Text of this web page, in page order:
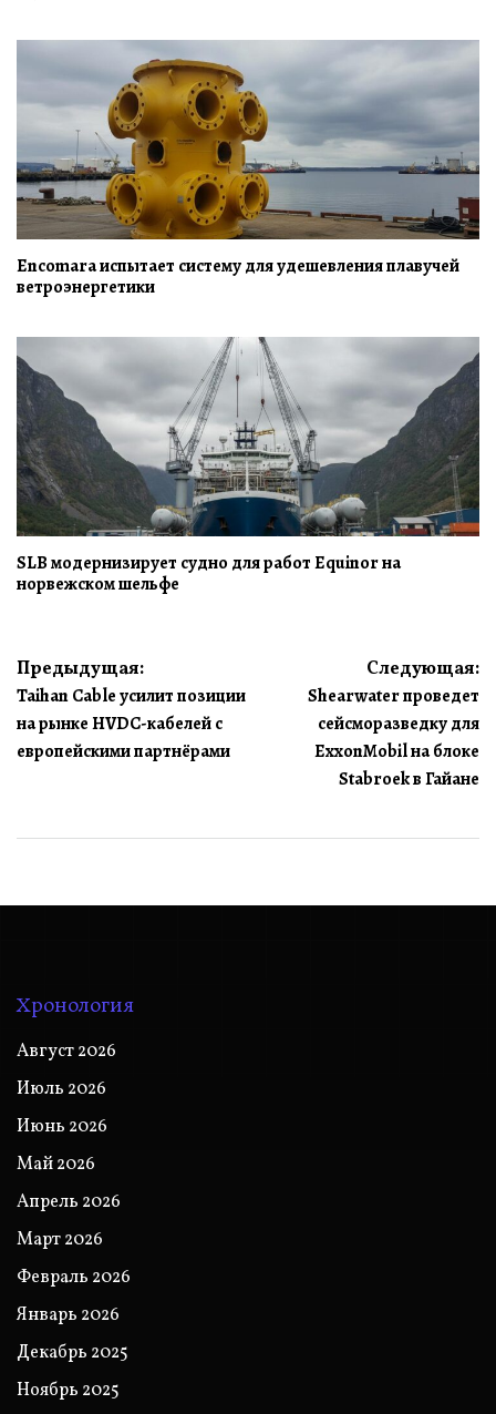
Encomara испытает систему для удешевления плавучей
ветроэнергетики
SLB модернизирует судно для работ Equinor на
норвежском шельфе
Навигация
по
записям
Предыдущая:
Taihan Cable усилит позиции
на рынке HVDC-кабелей с
европейскими партнёрами
Следующая:
Shearwater проведет
сейсморазведку для
ExxonMobil на блоке
Stabroek в Гайане
Хронология
Август 2026
Июль 2026
Июнь 2026
Май 2026
Апрель 2026
Март 2026
Февраль 2026
Январь 2026
Декабрь 2025
Ноябрь 2025